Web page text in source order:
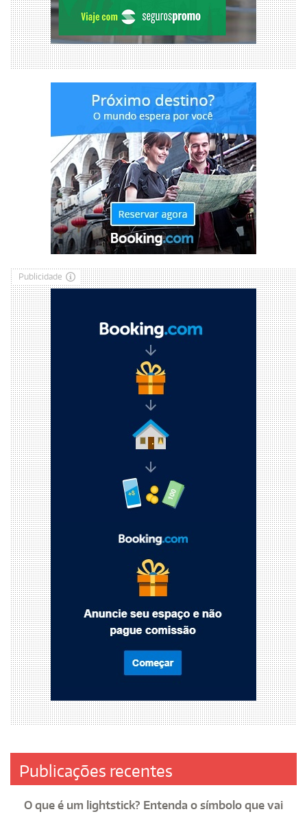
Publicidade
Publicações recentes
O que é um lightstick? Entenda o símbolo que vai